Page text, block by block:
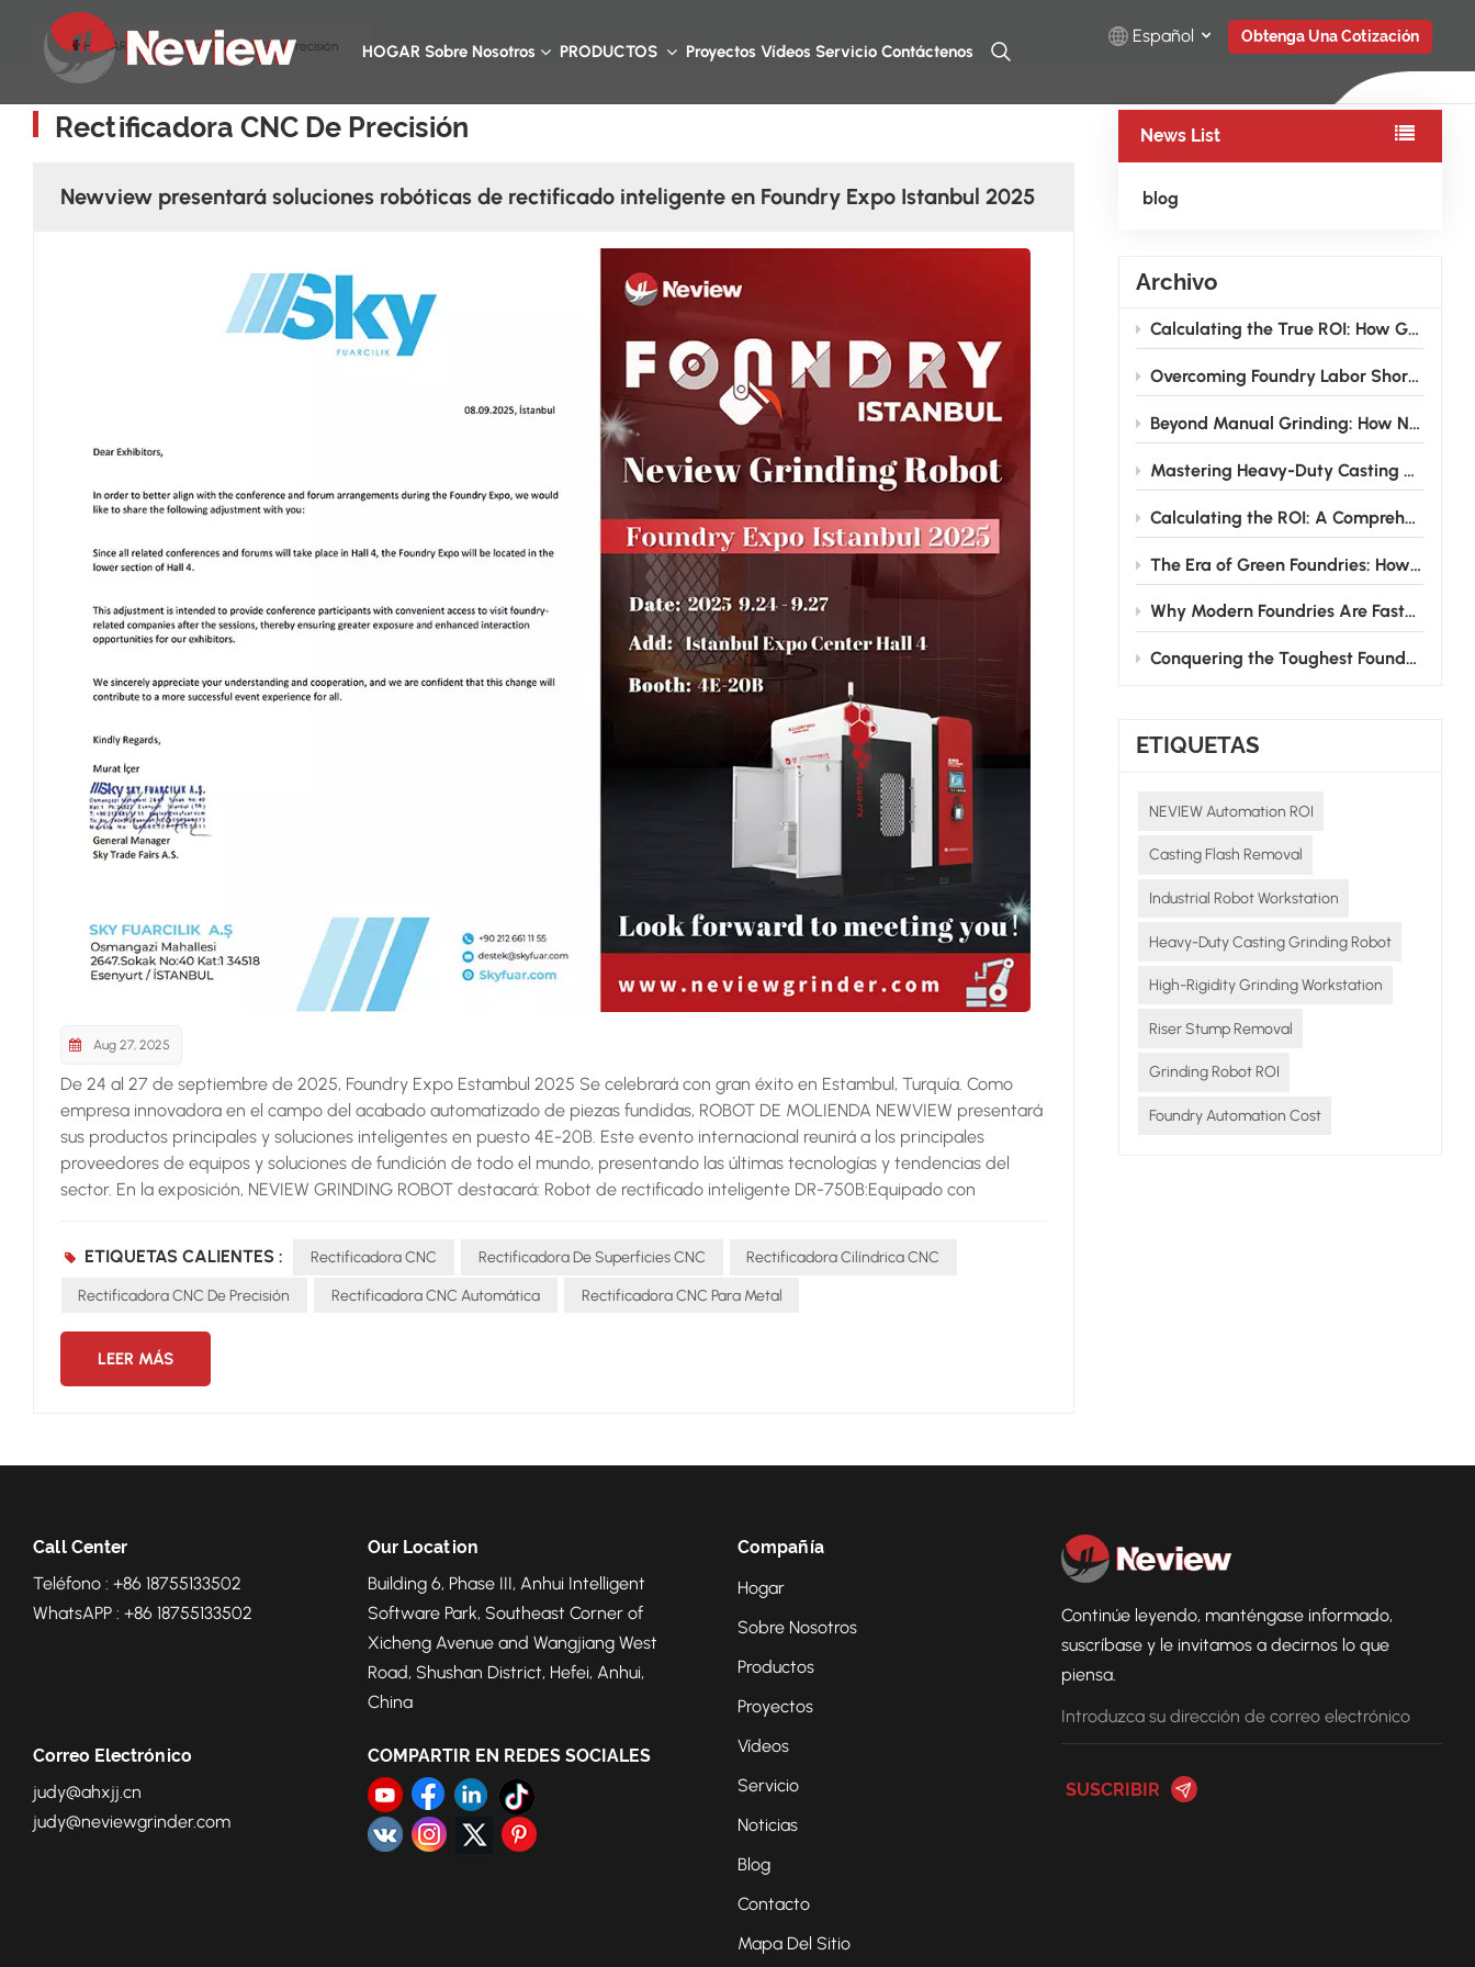
HOGAR Sobre Nosotros PRODUCTOS Proyectos Vídeos Servicio Contáctenos
Español Obtenga Una Cotización
HOGAR Rectificadora CNC De Precisión
News List
blog
Archivo
Calculating the True ROI: How Grinding Robots Pay for Themselves in 12–18 Months for Foundries
Overcoming Foundry Labor Shortages: How Grinding Robots are Transforming the Traditional Finishing Shop
Beyond Manual Grinding: How NEVIEW Casting Grinding Robots Are Solving the Foundry Labor Crisis
Mastering Heavy-Duty Casting Grinding: How High-Rigidity Industrial Robots Conquer Large Wind Power and Pump Valve Components
Calculating the ROI: A Comprehensive Guide to Investing in Grinding Robots for Foundries
The Era of Green Foundries: How Grinding Robots Cut Energy & Consumable Costs
Why Modern Foundries Are Fast-Tracking the Shift from Manual to Robotic Grinding
Conquering the Toughest Foundry Challenge: Why Automated Grinding is the Future
ETIQUETAS
NEVIEW Automation ROI
Casting Flash Removal
Industrial Robot Workstation
Heavy-Duty Casting Grinding Robot
High-Rigidity Grinding Workstation
Riser Stump Removal
Grinding Robot ROI
Foundry Automation Cost
Rectificadora CNC De Precisión
Newview presentará soluciones robóticas de rectificado inteligente en Foundry Expo Istanbul 2025
Aug 27, 2025
De 24 al 27 de septiembre de 2025, Foundry Expo Estambul 2025 Se celebrará con gran éxito en Estambul, Turquía. Como
empresa innovadora en el campo del acabado automatizado de piezas fundidas, ROBOT DE MOLIENDA NEWVIEW presentará
sus productos principales y soluciones inteligentes en puesto 4E-20B. Este evento internacional reunirá a los principales
proveedores de equipos y soluciones de fundición de todo el mundo, presentando las últimas tecnologías y tendencias del
sector. En la exposición, NEVIEW GRINDING ROBOT destacará: Robot de rectificado inteligente DR-750B:Equipado con
Multiestación:Aumenta la productividad de 2 a 3 veces, satisfaciendo las necesidades de producción de gran volumen. Como
socio de confianza, Neview se compromete a ayudar a las empresas de fundición a superar los desafíos del rectificado manual:
soluciones permiten a los clientes lograr una mayor productividad, un control de calidad más estable y un entorno de trabajo
ETIQUETAS CALIENTES : Rectificadora CNC Rectificadora De Superficies CNC Rectificadora Cilíndrica CNC
Rectificadora CNC De Precisión Rectificadora CNC Automática Rectificadora CNC Para Metal
LEER MÁS
Continúe leyendo, manténgase informado,
suscríbase y le invitamos a decirnos lo que
piensa.
Call Center
Teléfono : +86 18755133502
WhatsAPP : +86 18755133502
Our Location
Building 6, Phase III, Anhui Intelligent
Software Park, Southeast Corner of
Xicheng Avenue and Wangjiang West
Road, Shushan District, Hefei, Anhui,
China
Correo Electrónico
judy@ahxjj.cn
judy@neviewgrinder.com
COMPARTIR EN REDES SOCIALES
Compañía
Hogar
Sobre Nosotros
Productos
Proyectos
Vídeos
Servicio
Noticias
Blog
Contacto
Mapa Del Sitio